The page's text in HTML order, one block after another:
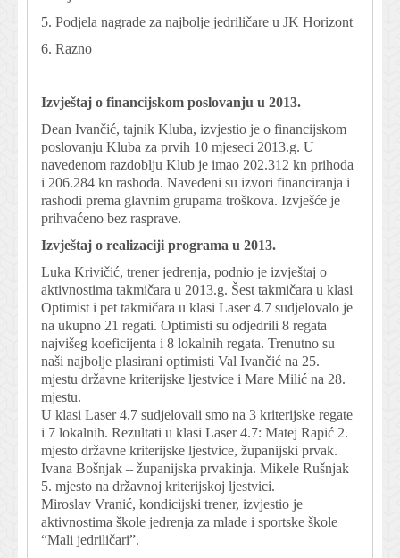
5. Podjela nagrade za najbolje jedriličare u JK Horizont
6. Razno
Izvještaj o financijskom poslovanju u 2013.
Dean Ivančić, tajnik Kluba, izvjestio je o financijskom
poslovanju Kluba za prvih 10 mjeseci 2013.g. U
navedenom razdoblju Klub je imao 202.312 kn prihoda
i 206.284 kn rashoda. Navedeni su izvori financiranja i
rashodi prema glavnim grupama troškova. Izvješće je
prihvaćeno bez rasprave.
Izvještaj o realizaciji programa u 2013.
Luka Krivičić, trener jedrenja, podnio je izvještaj o
aktivnostima takmičara u 2013.g. Šest takmičara u klasi
Optimist i pet takmičara u klasi Laser 4.7 sudjelovalo je
na ukupno 21 regati. Optimisti su odjedrili 8 regata
najvišeg koeficijenta i 8 lokalnih regata. Trenutno su
naši najbolje plasirani optimisti Val Ivančić na 25.
mjestu državne kriterijske ljestvice i Mare Milić na 28.
mjestu.
U klasi Laser 4.7 sudjelovali smo na 3 kriterijske regate
i 7 lokalnih. Rezultati u klasi Laser 4.7: Matej Rapić 2.
mjesto državne kriterijske ljestvice, županijski prvak.
Ivana Bošnjak – županijska prvakinja. Mikele Rušnjak
5. mjesto na državnoj kriterijskoj ljestvici.
Miroslav Vranić, kondicijski trener, izvjestio je
aktivnostima škole jedrenja za mlade i sportske škole
“Mali jedriličari”.